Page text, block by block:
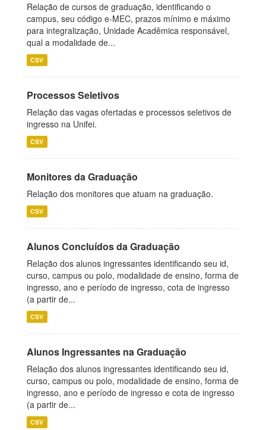
Relação de cursos de graduação, identificando o
campus, seu código e-MEC, prazos mínimo e máximo
para integralização, Unidade Acadêmica responsável,
qual a modalidade de...
CSV
Processos Seletivos
Relação das vagas ofertadas e processos seletivos de
ingresso na Unifei.
CSV
Monitores da Graduação
Relação dos monitores que atuam na graduação.
CSV
Alunos Concluídos da Graduação
Relação dos alunos ingressantes identificando seu id,
curso, campus ou polo, modalidade de ensino, forma de
ingresso, ano e período de ingresso, cota de ingresso
(a partir de...
CSV
Alunos Ingressantes na Graduação
Relação dos alunos ingressantes identificando seu id,
curso, campus ou polo, modalidade de ensino, forma de
ingresso, ano e período de ingresso e cota de ingresso
(a partir de...
CSV